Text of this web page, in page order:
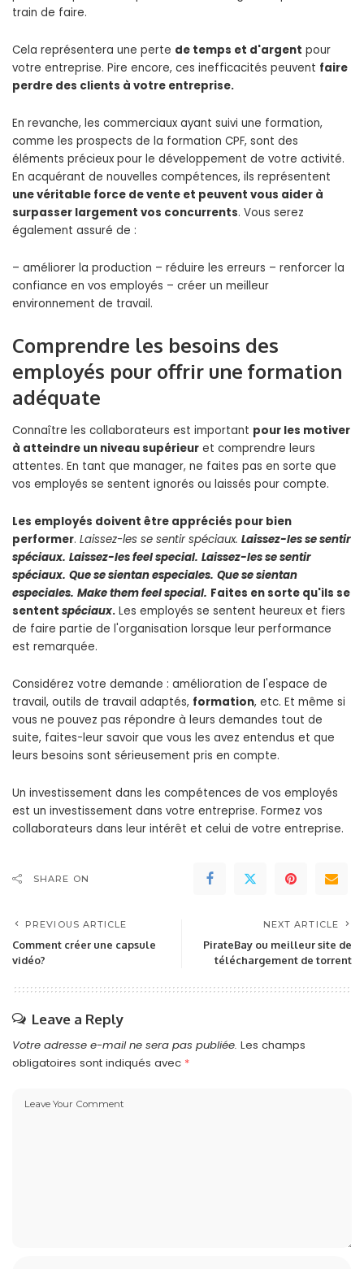
train de faire.
Cela représentera une perte de temps et d'argent pour
votre entreprise. Pire encore, ces inefficacités peuvent faire
perdre des clients à votre entreprise.
En revanche, les commerciaux ayant suivi une formation,
comme les prospects de la formation CPF, sont des
éléments précieux pour le développement de votre activité.
En acquérant de nouvelles compétences, ils représentent
une véritable force de vente et peuvent vous aider à
surpasser largement vos concurrents. Vous serez
également assuré de :
– améliorer la production – réduire les erreurs – renforcer la
confiance en vos employés – créer un meilleur
environnement de travail.
Comprendre les besoins des
employés pour offrir une formation
adéquate
Connaître les collaborateurs est important pour les motiver
à atteindre un niveau supérieur et comprendre leurs
attentes. En tant que manager, ne faites pas en sorte que
vos employés se sentent ignorés ou laissés pour compte.
Les employés doivent être appréciés pour bien
performer. Laissez-les se sentir spéciaux. Laissez-les se sentir
spéciaux. Laissez-les feelspecial. Laissez-les se sentir
spéciaux. Que se sientanespeciales. Que se sientan
especiales. Make them feelspecial. Faites en sorte qu'ils se
sentent spéciaux. Les employés se sentent heureux et fiers
de faire partie de l'organisation lorsque leur performance
est remarquée.
Considérez votre demande : amélioration de l'espace de
travail, outils de travail adaptés, formation, etc. Et même si
vous ne pouvez pas répondre à leurs demandes tout de
suite, faites-leur savoir que vous les avez entendus et que
leurs besoins sont sérieusement pris en compte.
Un investissement dans les compétences de vos employés
est un investissement dans votre entreprise. Formez vos
collaborateurs dans leur intérêt et celui de votre entreprise.
SHARE ON
PREVIOUS ARTICLE
Comment créer une capsule
vidéo?
NEXT ARTICLE
PirateBay ou meilleur site de
téléchargement de torrent
Leave a Reply
Votre adresse e-mail ne sera pas publiée. Les champs
obligatoires sont indiqués avec *